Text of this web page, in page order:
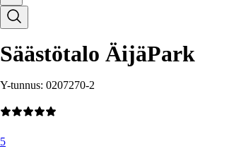
Säästötalo ÄijäPark
Y-tunnus: 0207270-2
5